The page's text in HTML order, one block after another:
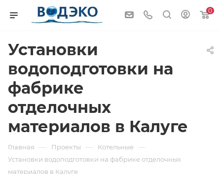
0
Установки
водоподготовки на
фабрике
отделочных
материалов в Калуге
Главная — Проекты — Котельные —
Установки водоподготовки на фабрике отделочных
материалов в Калуге